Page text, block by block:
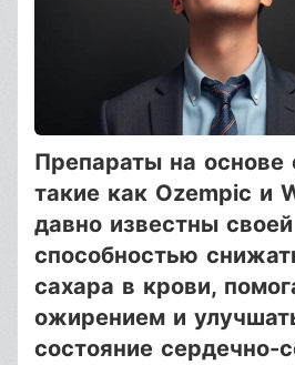
Препараты на основе
такие как Ozempic и
давно известны своей
способностью
сахара в крови,
ожирением и
состояние сердечно-